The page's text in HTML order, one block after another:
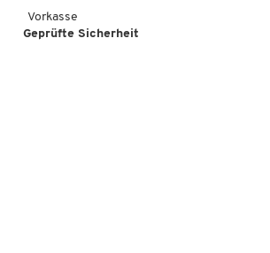
Vorkasse
Geprüfte Sicherheit